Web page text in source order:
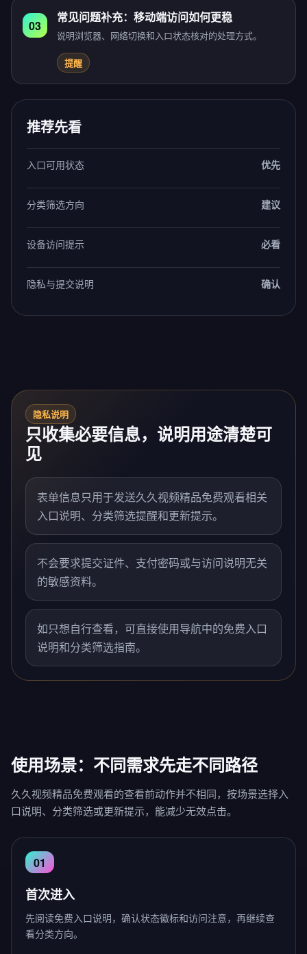
03
常见问题补充：移动端访问如何更稳
说明浏览器、网络切换和入口状态核对的处理方式。
提醒
推荐先看
入口可用状态 优先
分类筛选方向 建议
设备访问提示 必看
隐私与提交说明 确认
隐私说明
只收集必要信息，说明用途清楚可
见
表单信息只用于发送久久视频精品免费观看相关
入口说明、分类筛选提醒和更新提示。
不会要求提交证件、支付密码或与访问说明无关
的敏感资料。
如只想自行查看，可直接使用导航中的免费入口
说明和分类筛选指南。
使用场景：不同需求先走不同路径
久久视频精品免费观看的查看前动作并不相同，按场景选择入
口说明、分类筛选或更新提示，能减少无效点击。
首次进入
先阅读免费入口说明，确认状态徽标和访问注意，再继续查
看分类方向。